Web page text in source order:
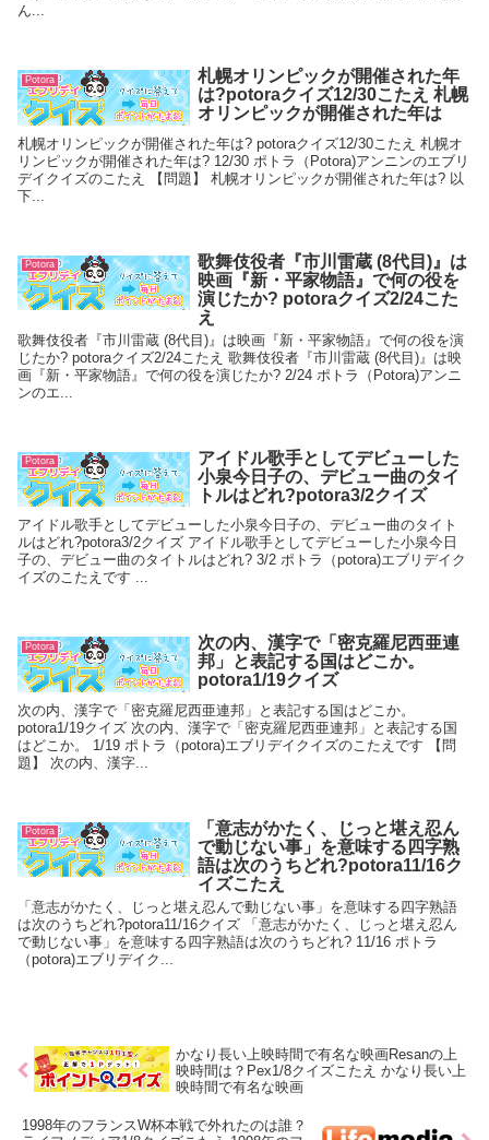
ん...
Potora
札幌オリンピックが開催された年
は?potoraクイズ12/30こたえ 札幌
オリンピックが開催された年は
札幌オリンピックが開催された年は? potoraクイズ12/30こたえ 札幌オ
リンピックが開催された年は? 12/30 ポトラ（Potora)アンニンのエブリ
デイクイズのこたえ 【問題】 札幌オリンピックが開催された年は? 以
下...
Potora
歌舞伎役者『市川雷蔵 (8代目)』は
映画『新・平家物語』で何の役を
演じたか? potoraクイズ2/24こた
え
歌舞伎役者『市川雷蔵 (8代目)』は映画『新・平家物語』で何の役を演
じたか? potoraクイズ2/24こたえ 歌舞伎役者『市川雷蔵 (8代目)』は映
画『新・平家物語』で何の役を演じたか? 2/24 ポトラ（Potora)アンニ
ンのエ...
Potora
アイドル歌手としてデビューした
小泉今日子の、デビュー曲のタイ
トルはどれ?potora3/2クイズ
アイドル歌手としてデビューした小泉今日子の、デビュー曲のタイト
ルはどれ?potora3/2クイズ アイドル歌手としてデビューした小泉今日
子の、デビュー曲のタイトルはどれ? 3/2 ポトラ（potora)エブリデイク
イズのこたえです ...
Potora
次の内、漢字で「密克羅尼西亜連
邦」と表記する国はどこか。
potora1/19クイズ
次の内、漢字で「密克羅尼西亜連邦」と表記する国はどこか。
potora1/19クイズ 次の内、漢字で「密克羅尼西亜連邦」と表記する国
はどこか。 1/19 ポトラ（potora)エブリデイクイズのこたえです 【問
題】 次の内、漢字...
Potora
「意志がかたく、じっと堪え忍ん
で動じない事」を意味する四字熟
語は次のうちどれ?potora11/16ク
イズこたえ
「意志がかたく、じっと堪え忍んで動じない事」を意味する四字熟語
は次のうちどれ?potora11/16クイズ 「意志がかたく、じっと堪え忍ん
で動じない事」を意味する四字熟語は次のうちどれ? 11/16 ポトラ
（potora)エブリデイク...
かなり長い上映時間で有名な映画Resanの上
映時間は？Pex1/8クイズこたえ かなり長い上
映時間で有名な映画
1998年のフランスW杯本戦で外れたのは誰？